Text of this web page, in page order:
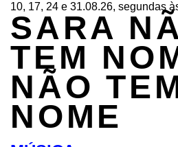
10, 17, 24 e 31.08.26, segundas
SARA
TEM
NÃO
NOME